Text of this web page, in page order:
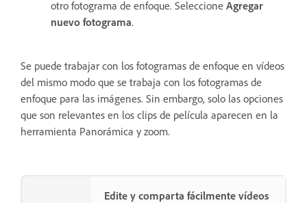
otro fotograma de enfoque. Seleccione Agregar
nuevo fotograma.
Se puede trabajar con los fotogramas de enfoque en vídeos
del mismo modo que se trabaja con los fotogramas de
enfoque para las imágenes. Sin embargo, solo las opciones
que son relevantes en los clips de película aparecen en la
herramienta Panorámica y zoom.
Edite y comparta fácilmente vídeos